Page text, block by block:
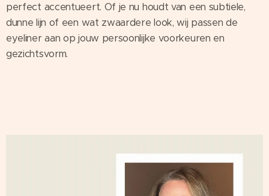
perfect accentueert. Of je nu houdt van een subtiele,
dunne lijn of een wat zwaardere look, wij passen de
eyeliner aan op jouw persoonlijke voorkeuren en
gezichtsvorm.